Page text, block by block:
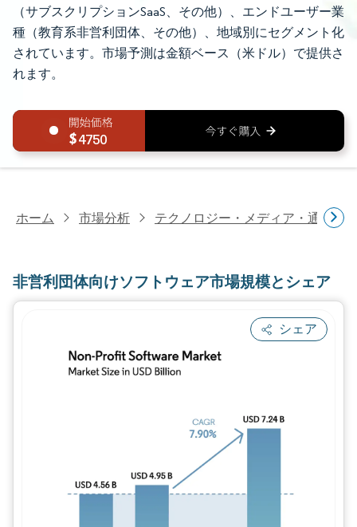
（サブスクリプションSaaS、その他）、エンドユーザー業
種（教育系非営利団体、その他）、地域別にセグメント化
されています。市場予測は金額ベース（米ドル）で提供さ
れます。
4750
ホーム 市場分析 テクノロジー・メディア・通信研
非営利団体向けソフトウェア市場規模とシェア
シェア